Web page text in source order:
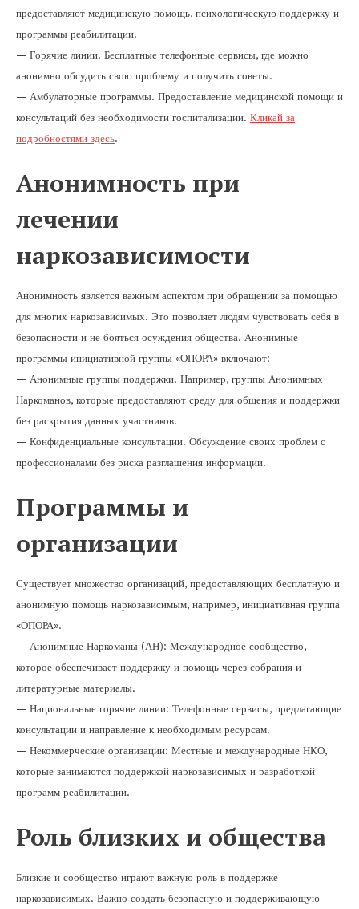
предоставляют медицинскую помощь, психологическую поддержку и
программы реабилитации.
— Горячие линии. Бесплатные телефонные сервисы, где можно
анонимно обсудить свою проблему и получить советы.
— Амбулаторные программы. Предоставление медицинской помощи и
консультаций без необходимости госпитализации. Кликай за
подробностями здесь.
Анонимность при
лечении
наркозависимости
Анонимность является важным аспектом при обращении за помощью
для многих наркозависимых. Это позволяет людям чувствовать себя в
безопасности и не бояться осуждения общества. Анонимные
программы инициативной группы «ОПОРА» включают:
— Анонимные группы поддержки. Например, группы Анонимных
Наркоманов, которые предоставляют среду для общения и поддержки
без раскрытия данных участников.
— Конфиденциальные консультации. Обсуждение своих проблем с
профессионалами без риска разглашения информации.
Программы и
организации
Существует множество организаций, предоставляющих бесплатную и
анонимную помощь наркозависимым, например, инициативная группа
«ОПОРА».
— Анонимные Наркоманы (АН): Международное сообщество,
которое обеспечивает поддержку и помощь через собрания и
литературные материалы.
— Национальные горячие линии: Телефонные сервисы, предлагающие
консультации и направление к необходимым ресурсам.
— Некоммерческие организации: Местные и международные НКО,
которые занимаются поддержкой наркозависимых и разработкой
программ реабилитации.
Роль близких и общества
Близкие и сообщество играют важную роль в поддержке
наркозависимых. Важно создать безопасную и поддерживающую